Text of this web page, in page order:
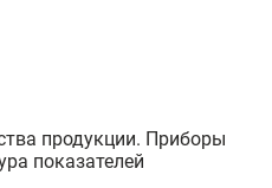
продукции. Приборы
показателей